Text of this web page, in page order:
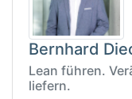
Bernhard
Lean führen.
liefern.